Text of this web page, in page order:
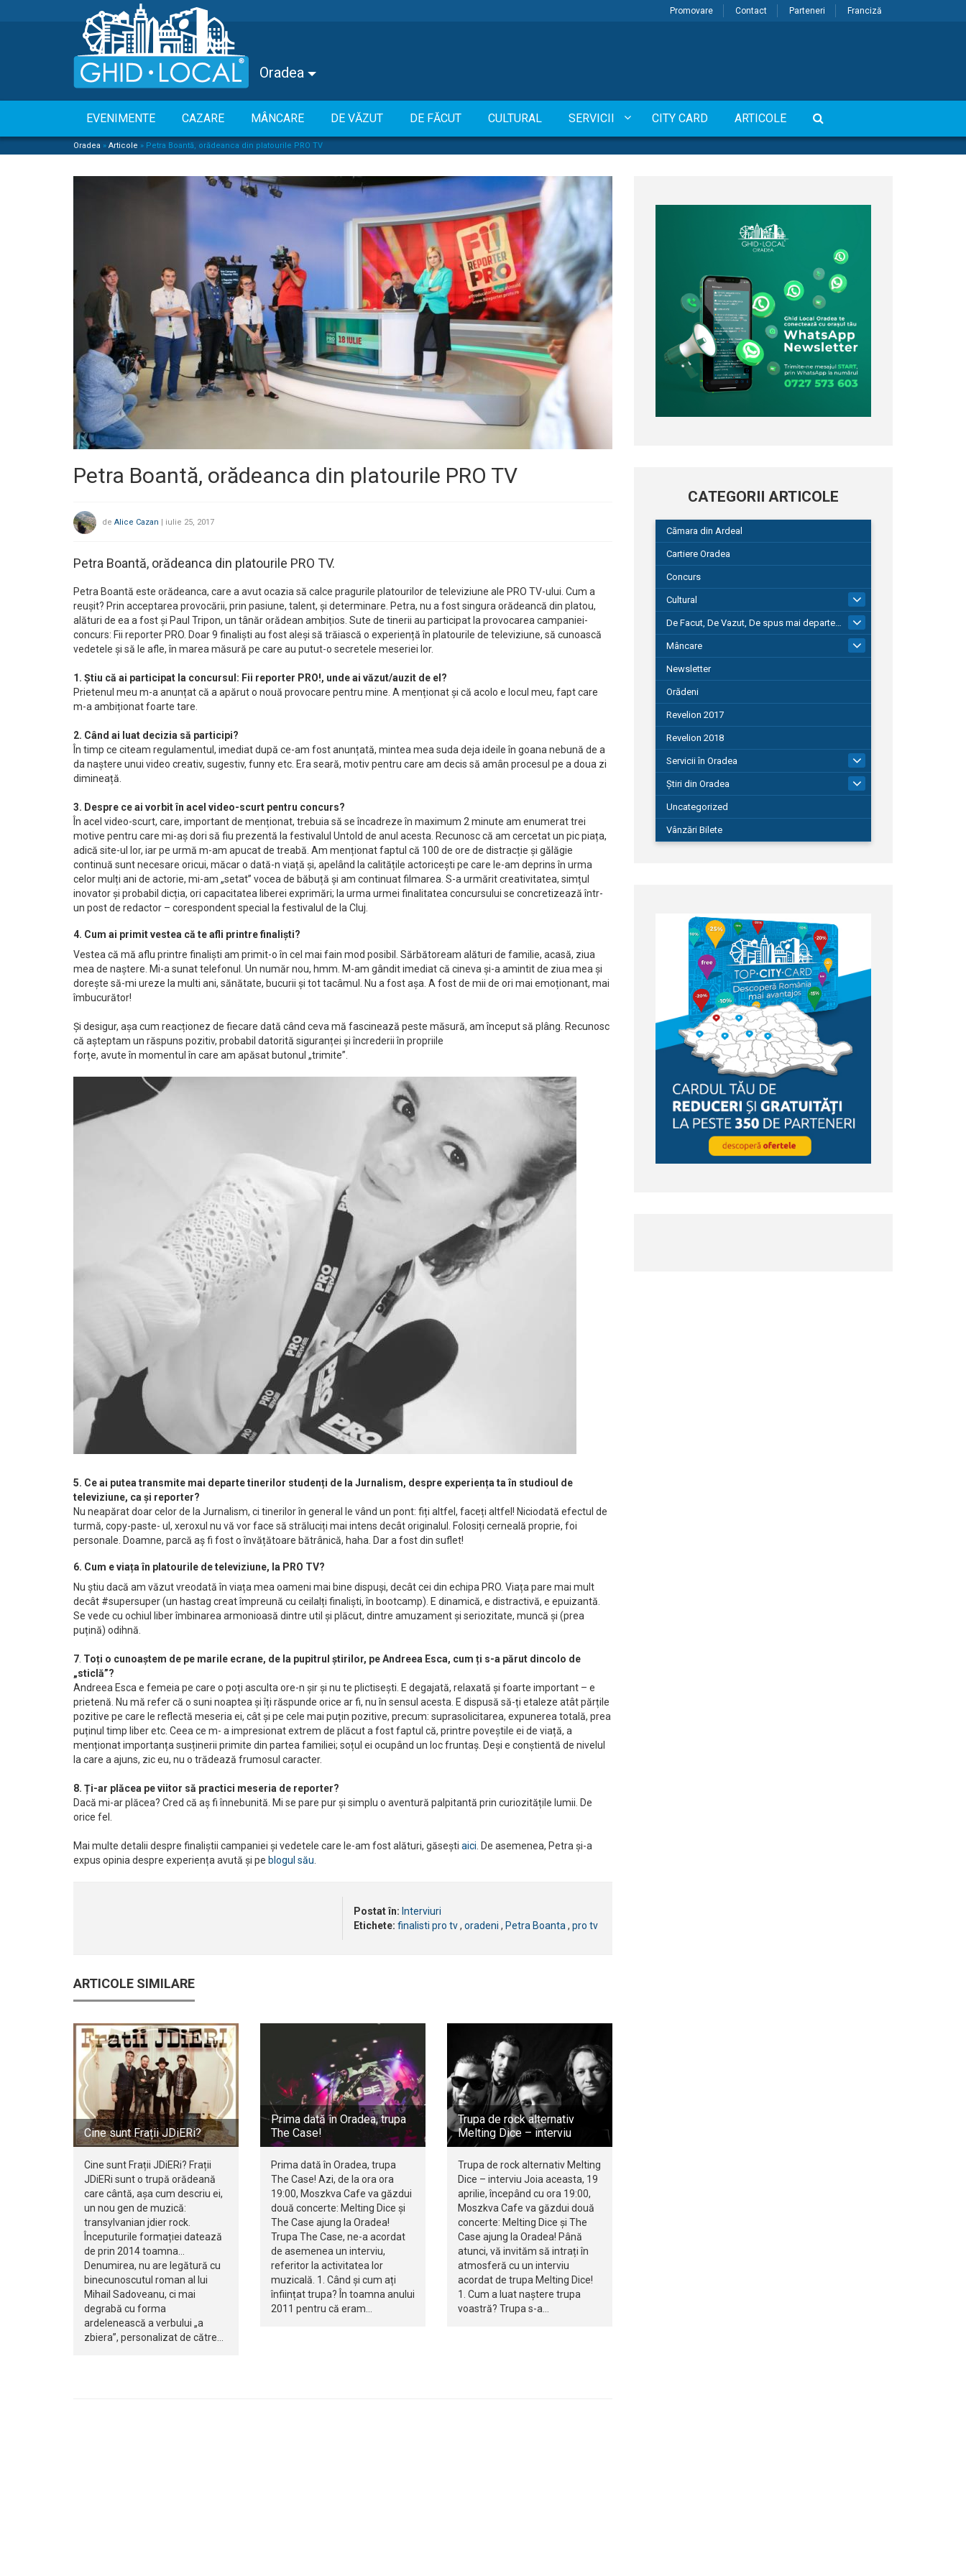
Promovare Contact Parteneri Franciză
Oradea
EVENIMENTE CAZARE MÂNCARE DE VĂZUT DE FĂCUT CULTURAL SERVICII CITY CARD ARTICOLE
Oradea » Articole » Petra Boantă, orădeanca din platourile PRO TV
Petra Boantă, orădeanca din platourile PRO TV
de Alice Cazan | iulie 25, 2017
Petra Boantă, orădeanca din platourile PRO TV.
Petra Boantă este orădeanca, care a avut ocazia să calce pragurile platourilor de televiziune ale PRO TV-ului. Cum a
reușit? Prin acceptarea provocării, prin pasiune, talent, și determinare. Petra, nu a fost singura orădeancă din platou,
alături de ea a fost și Paul Tripon, un tânăr orădean ambițios. Sute de tinerii au participat la provocarea campaniei-
concurs: Fii reporter PRO. Doar 9 finaliști au fost aleși să trăiască o experiență în platourile de televiziune, să cunoască
vedetele și să le afle, în marea măsură pe care au putut-o secretele meseriei lor.
1. Ştiu că ai participat la concursul: Fii reporter PRO!, unde ai văzut/auzit de el?
Prietenul meu m-a anunțat că a apărut o nouă provocare pentru mine. A menționat și că acolo e locul meu, fapt care
m-a ambiționat foarte tare.
2. Când ai luat decizia să participi?
În timp ce citeam regulamentul, imediat după ce-am fost anunțată, mintea mea suda deja ideile în goana nebună de a
da naștere unui video creativ, sugestiv, funny etc. Era seară, motiv pentru care am decis să amân procesul pe a doua zi
dimineață.
3. Despre ce ai vorbit în acel video-scurt pentru concurs?
În acel video-scurt, care, important de menționat, trebuia să se încadreze în maximum 2 minute am enumerat trei
motive pentru care mi-aș dori să fiu prezentă la festivalul Untold de anul acesta. Recunosc că am cercetat un pic piața,
adică site-ul lor, iar pe urmă m-am apucat de treabă. Am menționat faptul că 100 de ore de distracție și gălăgie
continuă sunt necesare oricui, măcar o dată-n viață și, apelând la calitățile actoricești pe care le-am deprins în urma
celor mulți ani de actorie, mi-am „setat” vocea de băbuță și am continuat filmarea. S-a urmărit creativitatea, simțul
inovator și probabil dicția, ori capacitatea liberei exprimări; la urma urmei finalitatea concursului se concretizează într-
un post de redactor – corespondent special la festivalul de la Cluj.
4. Cum ai primit vestea că te afli printre finalişti?
Vestea că mă aflu printre finaliști am primit-o în cel mai fain mod posibil. Sărbătoream alături de familie, acasă, ziua
mea de naștere. Mi-a sunat telefonul. Un număr nou, hmm. M-am gândit imediat că cineva și-a amintit de ziua mea și
dorește să-mi ureze la multi ani, sănătate, bucurii și tot tacâmul. Nu a fost așa. A fost de mii de ori mai emoționant, mai
îmbucurător!
Și desigur, așa cum reacționez de fiecare dată când ceva mă fascinează peste măsură, am început să plâng. Recunosc
că așteptam un răspuns pozitiv, probabil datorită siguranței și încrederii în propriile
forțe, avute în momentul în care am apăsat butonul „trimite”.
5. Ce ai putea transmite mai departe tinerilor studenți de la Jurnalism, despre experiența taîn studioul de
televiziune, ca şi reporter?
Nu neapărat doar celor de la Jurnalism, ci tinerilor în general le vând un pont: fiți altfel, faceți altfel! Niciodată efectul de
turmă, copy-paste- ul, xeroxul nu vă vor face să străluciți mai intens decât originalul. Folosiți cerneală proprie, foi
personale. Doamne, parcă aș fi fost o învățătoare bătrânică, haha. Dar a fost din suflet!
6. Cum e viața în platourile de televiziune, la PRO TV?
Nu știu dacă am văzut vreodată în viața mea oameni mai bine dispuși, decât cei din echipa PRO. Viața pare mai mult
decât #supersuper (un hastag creat împreună cu ceilalți finaliști, în bootcamp). E dinamică, e distractivă, e epuizantă.
Se vede cu ochiul liber îmbinarea armonioasă dintre util și plăcut, dintre amuzament și seriozitate, muncă și (prea
puțină) odihnă.
7 Toți o cunoaştem de pe marile ecrane, de la pupitrul ştirilor, pe Andreea Esca, cum ți s-a părut dincolo de
„sticlă”?
Andreea Esca e femeia pe care o poți asculta ore-n șir și nu te plictisești. E degajată, relaxată și foarte important – e
prietenă. Nu mă refer că o suni noaptea și îți răspunde orice ar fi, nu în sensul acesta. E dispusă să-ți etaleze atât părțile
pozitive pe care le reflectă meseria ei, cât și pe cele mai puțin pozitive, precum: suprasolicitarea, expunerea totală, prea
puținul timp liber etc. Ceea ce m- a impresionat extrem de plăcut a fost faptul că, printre poveștile ei de viață, a
menționat importanța susținerii primite din partea familiei; soțul ei ocupând un loc fruntaș. Deși e conștientă de nivelul
la care a ajuns, zic eu, nu o trădează frumosul caracter.
8. Ți-ar plăcea pe viitor să practici meseria de reporter?
Dacă mi-ar plăcea? Cred că aș fi înnebunită. Mi se pare pur și simplu o aventură palpitantă prin curiozitățile lumii. De
orice fel.
Mai multe detalii despre finaliștii campaniei și vedetele care le-am fost alături, găsești aici . De asemenea, Petra și-a
expus opinia despre experiența avută și pe blogul său
Postat în: Interviuri
Etichete: finalisti pro tv, oradeni , Petra Boanta , pro tv
ARTICOLE SIMILARE
Cine sunt Frații JDiERi?
Cine sunt Frații JDiERi? Frații
JDiERi sunt o trupă orădeană
care cântă, așa cum descriu ei,
un nou gen de muzică:
transylvanian jdier rock.
Începuturile formației datează
de prin 2014 toamna…
Denumirea, nu are legătură cu
binecunoscutul roman al lui
Mihail Sadoveanu, ci mai
degrabă cu forma
ardelenească a verbului „a
zbiera”, personalizat de către…
Prima dată în Oradea, trupa
The Case!
Prima dată în Oradea, trupa
The Case! Azi, de la ora ora
19:00, Moszkva Cafe va găzdui
două concerte: Melting Dice și
The Case ajung la Oradea!
Trupa The Case, ne-a acordat
de asemenea un interviu,
referitor la activitatea lor
muzicală. 1. Când și cum ați
înființat trupa? În toamna anului
2011 pentru că eram…
Trupa de rock alternativ
Melting Dice – interviu
Trupa de rock alternativ Melting
Dice – interviu Joia aceasta, 19
aprilie, începând cu ora 19:00,
Moszkva Cafe va găzdui două
concerte: Melting Dice și The
Case ajung la Oradea! Până
atunci, vă invităm să intrați în
atmosferă cu un interviu
acordat de trupa Melting Dice!
1. Cum a luat naștere trupa
voastră? Trupa s-a…
CATEGORII ARTICOLE
Cămara din Ardeal
Cartiere Oradea
Concurs
Cultural
De Facut, De Vazut, De spus mai departe…
580
Mâncare
Newsletter
Orădeni
Revelion 2017
Revelion 2018
Servicii în Oradea
104
Știri din Oradea
1.127
Uncategorized
Vânzări Bilete